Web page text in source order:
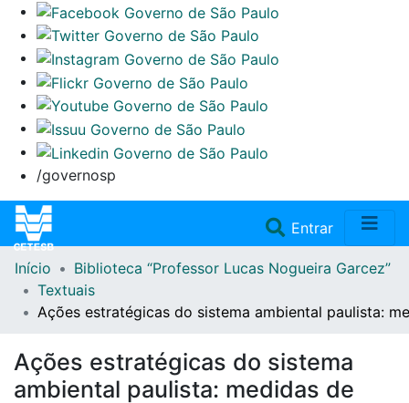
/governosp
Entrar(current)
Home
Repositório
Início
Biblioteca “Professor Lucas Nogueira Garcez”
Textuais
Ações estratégicas do sistema ambiental paulista:
Ações estratégicas do sistema
ambiental paulista: medidas de